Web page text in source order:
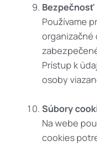
Bezpečnosť
Používame
organizačné
Prístup k
osoby
Súbory
Na webe
cookies